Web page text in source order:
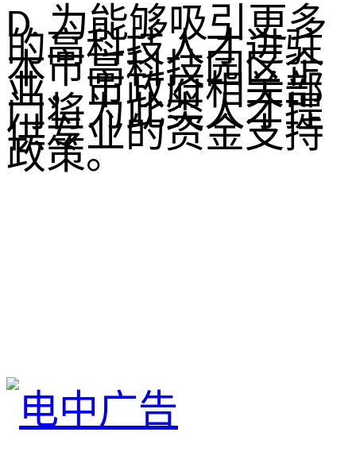
D.为能够吸引更多
的高科技人才进驻
本市高科技园区企
业，市政府相关部
门将为此类人才提
供专业的资金支持
政策。